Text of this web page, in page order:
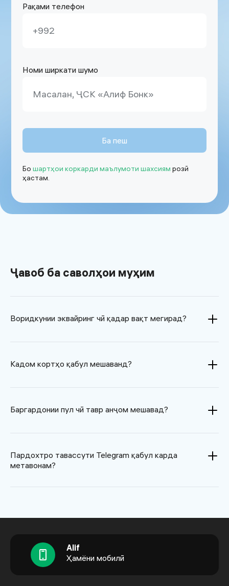
Рақами телефон
Номи ширкати шумо
Ба пеш
Бо шартҳои коркарди маълумоти шахсиям розӣ
ҳастам.
Ҷавоб ба саволҳои муҳим
Воридкунии эквайринг чӣ қадар вақт мегирад?
Кадом кортҳо қабул мешаванд?
Баргардонии пул чӣ тавр анҷом мешавад?
Пардохтро тавассути Telegram қабул карда
метавонам?
Alif
Ҳамёни мобилӣ